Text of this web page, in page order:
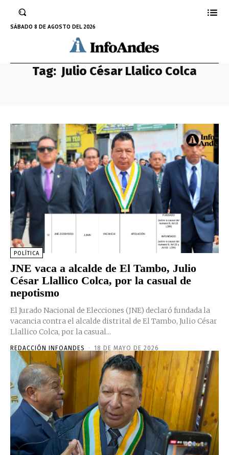
SÁBADO 8 DE AGOSTO DEL 2026
Tag: Julio César Llalico Colca
POLÍTICA
JNE vaca a alcalde de El Tambo, Julio
César Llallico Colca, por la casual de
nepotismo
El Jurado Nacional de Elecciones (JNE) declaró fundada la
vacancia contra el alcalde distrital de El Tambo, Julio César
Llallico Colca, por la casual...
REDACCIÓN INFOANDES - 18 DE MAYO DE 2026